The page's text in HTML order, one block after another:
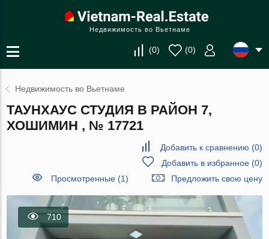
Недвижимость во Вьетнаме
(0) (0)
Недвижимость во Вьетнаме
ТАУНХАУС СТУДИЯ В РАЙОН 7,
ХОШИМИН , № 17721
Добавить к сравнению (0)
Добавить в избранное(0)
Просмотренные (1)
Предложить свою цену
710